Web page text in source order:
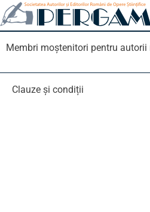
Membri moștenitori pentru
Clauze și condiții